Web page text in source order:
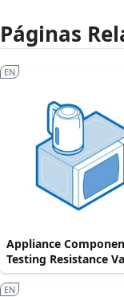
Páginas
Appliance
Testing Resistance
EN
EN